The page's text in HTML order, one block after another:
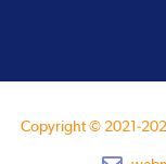
Copyright © 2021-